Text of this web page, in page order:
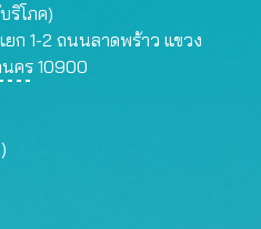
ริโภค)
ยก 1-2 ถนนลาดพร้าว แขวง
คร 10900